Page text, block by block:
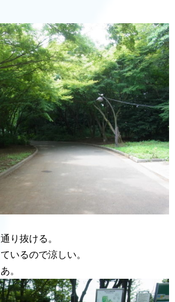
り抜ける。
いるので涼しい。
。